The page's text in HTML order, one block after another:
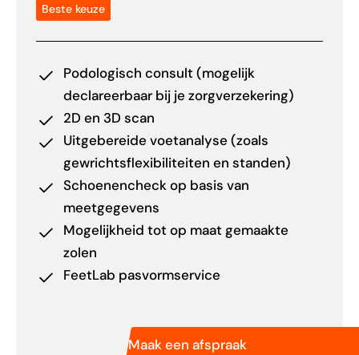
Beste keuze
Podologisch consult (mogelijk
declareerbaar bij je zorgverzekering)
2D en 3D scan
Uitgebereide voetanalyse (zoals
gewrichtsflexibiliteiten en standen)
Schoenencheck op basis van
meetgegevens
Mogelijkheid tot op maat gemaakte
zolen
FeetLab pasvormservice
Maak een afspraak